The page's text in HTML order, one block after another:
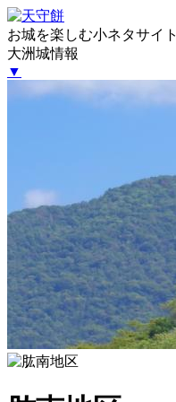
お城を楽しむ小ネタサイト
大洲城情報
▼